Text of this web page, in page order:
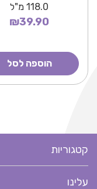
118.0 מ"ל
₪39.90
הוספה לסל
קטגוריות
עלינו